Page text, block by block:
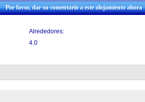
Por favor, dar su comentario a este alojamiento ahora
Alrededores:
4.0